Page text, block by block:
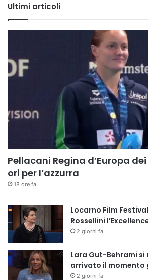
Ultimi articoli
Pellacani Regina d’Europa
ori per l’azzurra
18 ore fa
Locarno Film
Rossellini
2 giorni fa
Lara Gut-Behrami si
arrivato il momento
2 giorni fa